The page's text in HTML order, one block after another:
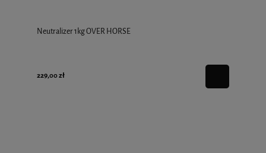
Neutralizer 1kg OVER HORSE
229,00 zł